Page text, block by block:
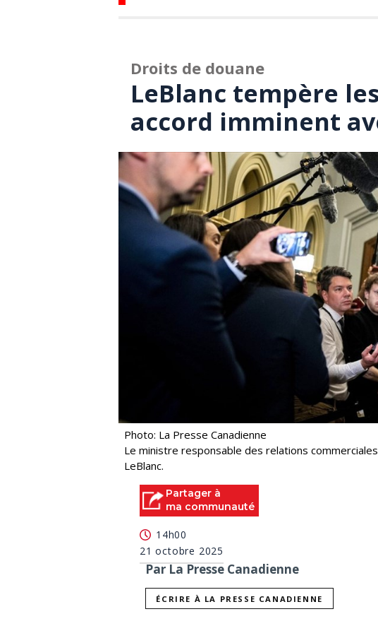
Droits de douane
LeBlanc tempère
accord imminent
Photo: La Presse Canadienne
Le ministre responsable des relations
LeBlanc.
Partager à
ma communauté
14h00
21 octobre 2025
Par La Presse Canadienne
ÉCRIRE À LA PRESSE CANADIENNE